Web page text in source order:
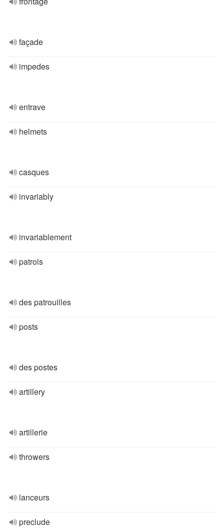
façade
impedes
entrave
helmets
casques
invariably
invariablement
patrols
des patrouilles
posts
des postes
artillery
artillerie
throwers
lanceurs
preclude